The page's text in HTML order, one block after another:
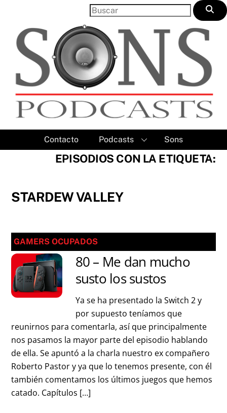
content
Contacto Podcasts Sons
EPISODIOS CON LA ETIQUETA:
STARDEW VALLEY
GAMERS OCUPADOS
80 – Me dan mucho
susto los sustos
Ya se ha presentado la Switch 2 y
por supuesto teníamos que
reunirnos para comentarla, así que principalmente
nos pasamos la mayor parte del episodio hablando
de ella. Se apuntó a la charla nuestro ex compañero
Roberto Pastor y ya que lo tenemos presente, con él
también comentamos los últimos juegos que hemos
catado. Capítulos […]